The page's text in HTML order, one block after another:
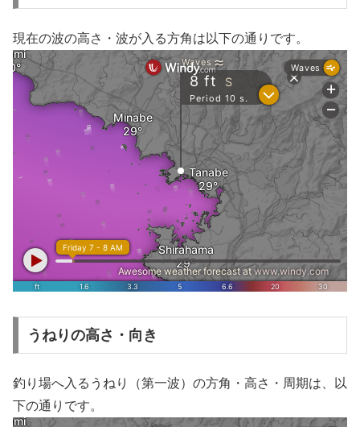
現在の波の高さ・波が入る方角は以下の通りです。
うねりの高さ・向き
釣り場へ入るうねり（第一波）の方角・高さ・周期は、以
下の通りです。